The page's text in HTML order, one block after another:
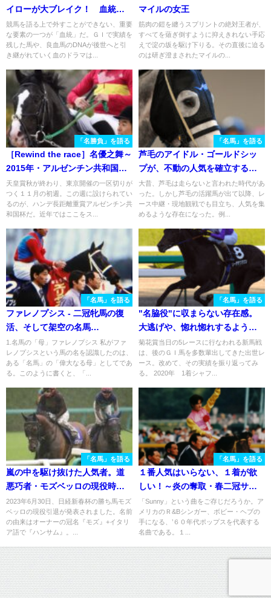
イローが大ブレイク！ 血統評
論家・栗山求氏の考える「ブレ
イクの要因」とは。
競馬を語る上で外すことができない、重要
な要素の一つが「血統」だ。ＧＩで実績を
残した馬や、良血馬のDNAが後世へと引
き継がれていく血のドラマは...
マイルの女王
筋肉の鎧を纏うスプリントの絶対王者が、
すべてを薙ぎ倒すように抑えきれない手応
えで淀の坂を駆け下りる。その直後に迫る
のは研ぎ澄まされたマイルの...
「名勝負」を語る
［Rewind the race］名優之舞～
2015年・アルゼンチン共和国杯
～
天皇賞秋が終わり、東京開催の一区切りが
つく１１月の初週。この週に設けられてい
るのが、ハンデ長距離重賞アルゼンチン共
和国杯だ。近年ではここをス...
「名馬」を語る
芦毛のアイドル・ゴールドシッ
プが、不動の人気を確立するま
で。
大昔、芦毛は走らないと言われた時代があ
った。しかし芦毛の活躍馬が出て以降、レ
ース中継・現地観戦でも目立ち、人気を集
めるような存在になった。例...
「名馬」を語る
ファレノプシス - 二冠牝馬の復
活、そして架空の名馬
の"母"へ。
1.名馬の「母」ファレノプシス 私がファ
レノプシスという馬の名を認識したのは、
ある「名馬」の「偉大なる母」としてであ
る。このように書くと、「...
「名馬」を語る
"名脇役"に収まらない存在感。
大逃げや、惚れ惚れするような
馬体……リーチザクラウンの魅
力。
菊花賞当日の5レースに行なわれる新馬戦
は、後のＧＩ馬を多数輩出してきた出世レ
ース。改めて、その実績を振り返ってみ
る。 2020年 1着シャフ...
「名馬」を語る
嵐の中を駆け抜けた人気者。道
悪巧者・モズベッロの現役時代
を振り返る
2023年6月30日、日経新春杯の勝ち馬モズ
ベッロの現役引退が発表されました。名前
の由来はオーナーの冠名『モズ』+イタリ
ア語で『ハンサム』。...
「名馬」を語る
１番人気はいらない、１着が欲
しい！～炎の奪取・春二冠サニ
ーブライアンの物語～
「Sunny」という曲をご存じだろうか。ア
メリカのＲ&Bシンガー、ボビー・ヘブの
手になる、’６０年代ポップスを代表する
名曲である。１...